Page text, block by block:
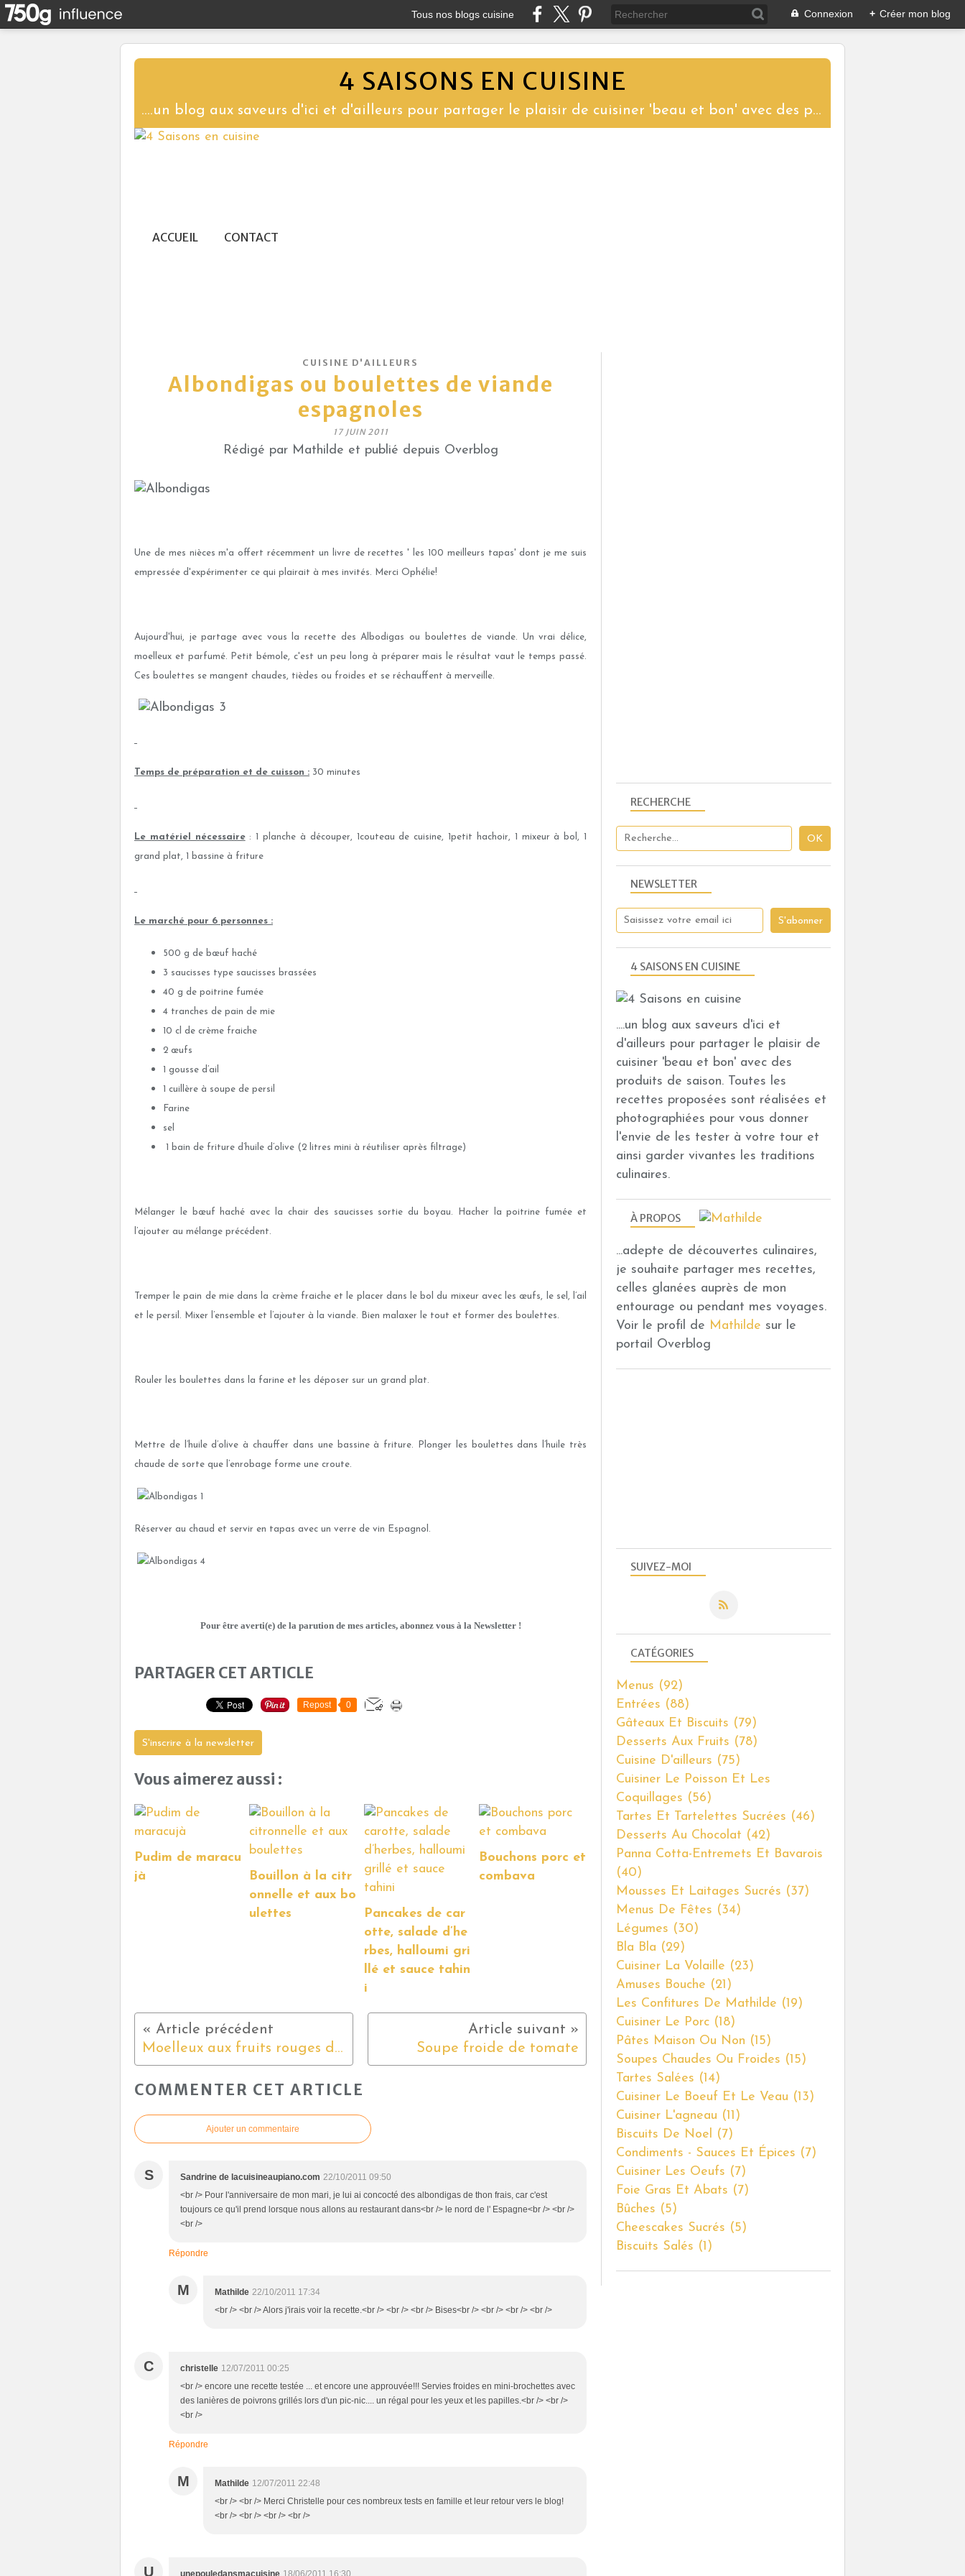
Tous nos blogs cuisine Connexion + Créer mon blog
4 SAISONS EN CUISINE
....un blog aux saveurs d'ici et d'ailleurs pour partager le plaisir de cuisiner 'beau et bon' avec des produits de saison. Toutes les recettes proposées sont réalisées et photographiées pour vous donner l'envie de les tester à votre tour et ainsi garder vivantes les traditions culinaires.
ACCUEIL CONTACT
CUISINE D'AILLEURS
Albondigas ou boulettes de viande
espagnoles
17 JUIN 2011
Rédigé par Mathilde et publié depuis Overblog
Une de mes nièces m'a offert récemment un livre de recettes ' les 100 meilleurs tapas' dont je me suis
empressée d'expérimenter ce qui plairait à mes invités. Merci Ophélie!
Aujourd'hui, je partage avec vous la recette des Albodigas ou boulettes de viande. Un vrai délice,
moelleux et parfumé. Petit bémole, c'est un peu long à préparer mais le résultat vaut le temps passé.
Ces boulettes se mangent chaudes, tièdes ou froides et se réchauffent à merveille.
Temps de préparation et de cuisson : 30 minutes
Le matériel nécessaire: 1 planche à découper, 1couteau de cuisine, 1petit hachoir, 1 mixeur à bol, 1
grand plat, 1 bassine à friture
Le marché pour 6 personnes :
500 g de bœuf haché
3 saucisses type saucisses brassées
40 g de poitrine fumée
4 tranches de pain de mie
10 cl de crème fraiche
2 œufs
1 gousse d’ail
1 cuillère à soupe de persil
Farine
sel
1 bain de friture d’huile d’olive (2 litres mini à réutiliser après filtrage)
Mélanger le bœuf haché avec la chair des saucisses sortie du boyau. Hacher la poitrine fumée et
l’ajouter au mélange précédent.
Tremper le pain de mie dans la crème fraiche et le placer dans le bol du mixeur avec les œufs, le sel, l’ail
et le persil. Mixer l’ensemble et l’ajouter à la viande. Bien malaxer le tout et former des boulettes.
Rouler les boulettes dans la farine et les déposer sur un grand plat.
Mettre de l’huile d’olive à chauffer dans une bassine à friture. Plonger les boulettes dans l’huile très
chaude de sorte que l’enrobage forme une croute.
Réserver au chaud et servir en tapas avec un verre de vin Espagnol.
Pour être averti(e) de la parution de mes articles, abonnez vous à la Newsletter !
PARTAGER CET ARTICLE
Repost 0
S'inscrire à la newsletter
Vous aimerez aussi :
Pudim de maracu
jà
Bouillon à la citr
onnelle et aux bo
ulettes
Pancakes de car
otte, salade d’he
rbes, halloumi gri
llé et sauce tahin
i
Bouchons porc et
combava
Moelleux aux fruits rouges du jardin Soupe froide de tomate
COMMENTER CET ARTICLE
Ajouter un commentaire
S Sandrine de lacuisineaupiano.com 22/10/2011 09:50
<br /> Pour l'anniversaire de mon mari, je lui ai concocté des albondigas de thon frais, car c'est
toujours ce qu'il prend lorsque nous allons au restaurant dans<br /> le nord de l' Espagne<br /> <br />
<br />
Répondre
M Mathilde 22/10/2011 17:34
<br /> <br /> Alors j'irais voir la recette.<br /> <br /> <br /> Bises<br /> <br /> <br /> <br />
C christelle 12/07/2011 00:25
<br /> encore une recette testée ... et encore une approuvée!!! Servies froides en mini-brochettes avec
des lanières de poivrons grillés lors d'un pic-nic.... un régal pour les yeux et les papilles.<br /> <br />
<br />
Répondre
M Mathilde 12/07/2011 22:48
<br /> <br /> Merci Christelle pour ces nombreux tests en famille et leur retour vers le blog!
<br /> <br /> <br /> <br />
U
NEWSLETTER
SUIVEZ-MOI
RECHERCHE
4 SAISONS EN CUISINE
....un blog aux saveurs d'ici et
d'ailleurs pour partager le plaisir de
cuisiner 'beau et bon' avec des
produits de saison. Toutes les
recettes proposées sont réalisées et
photographiées pour vous donner
l'envie de les tester à votre tour et
ainsi garder vivantes les traditions
culinaires.
À PROPOS
...adepte de découvertes culinaires,
je souhaite partager mes recettes,
celles glanées auprès de mon
entourage ou pendant mes voyages.
Voir le profil de Mathilde sur le
portail Overblog
CATÉGORIES
Menus (92)
Entrées (88)
Gâteaux Et Biscuits (79)
Desserts Aux Fruits (78)
Cuisine D'ailleurs (75)
Cuisiner Le Poisson Et Les
Coquillages (56)
Tartes Et Tartelettes Sucrées (46)
Desserts Au Chocolat (42)
Panna Cotta-Entremets Et Bavarois
(40)
Mousses Et Laitages Sucrés (37)
Menus De Fêtes (34)
Légumes (30)
Bla Bla (29)
Cuisiner La Volaille (23)
Amuses Bouche (21)
Les Confitures De Mathilde (19)
Cuisiner Le Porc (18)
Pâtes Maison Ou Non (15)
Soupes Chaudes Ou Froides (15)
Tartes Salées (14)
Cuisiner Le Boeuf Et Le Veau (13)
Cuisiner L'agneau (11)
Biscuits De Noel
(7)
Condiments - Sauces Et Épices (7)
Cuisiner Les Oeufs (7)
Foie Gras Et Abats (7)
Bûches (5)
Cheescakes Sucrés (5)
Biscuits Salés (1)